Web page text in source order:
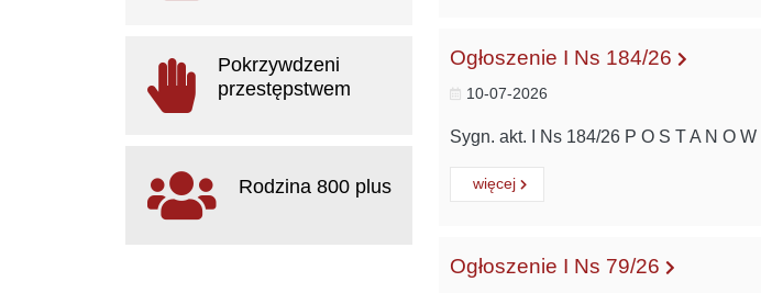
Ogłoszenie I Ns 184/26
10-07-2026
Sygn. akt. I Ns 184/26 P O S T A N O
Czytaj
więcejo:
Ogłoszenie I Ns 79/26
nowym
Pokrzywdzeni
przestępstwem
nowym
Rodzina 800 plus